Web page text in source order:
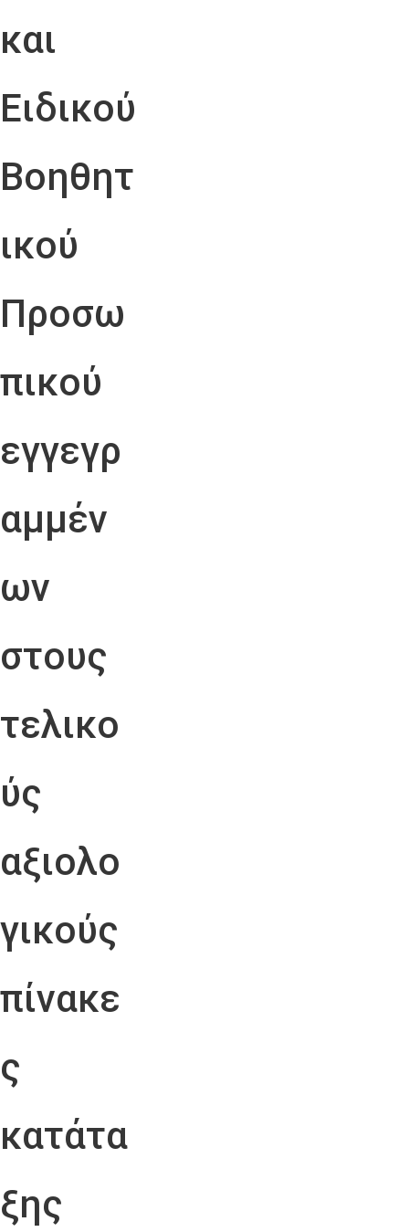
και
Ειδικού
Βοηθητ
ικού
Προσω
πικού
εγγεγρ
αμμέν
ων
στους
τελικο
ύς
αξιολο
γικούς
πίνακε
ς
κατάτα
ξης